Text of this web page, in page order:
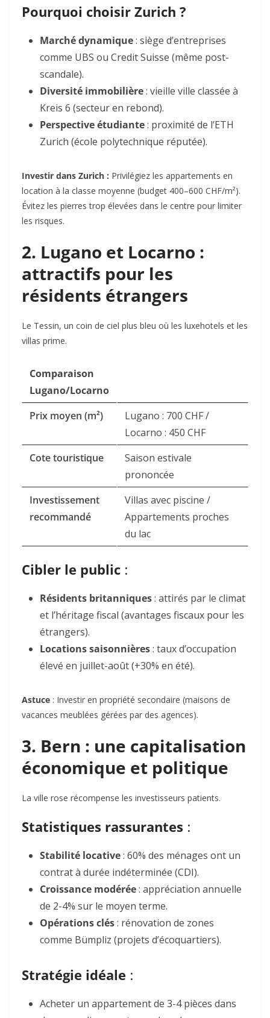
Pourquoi choisir Zurich ?
Marché dynamique: siège d’entreprises
comme UBS ou Credit Suisse (même post-
scandale).
Diversité immobilière: vieille ville classée à
Kreis 6 (secteur en rebond).
Perspective étudiante: proximité de l’ETH
Zurich (école polytechnique réputée).
Investir dans Zurich : Privilégiez les appartements en
location à la classe moyenne (budget 400–600 CHF/m²).
Évitez les pierres trop élevées dans le centre pour limiter
les risques.
2. Lugano et Locarno :
attractifs pour les
résidents étrangers
Le Tessin, un coin de ciel plus bleu où les luxehotels et les
villas prime.
Comparaison
Lugano/Locarno
Prix moyen (m²)
Lugano : 700 CHF /
Locarno : 450 CHF
Cote touristique
Saison estivale
prononcée
Investissement
recommandé
Villas avec piscine /
Appartements proches
du lac
Cibler le public :
Résidents britanniques: attirés par le climat
et l’héritage fiscal (avantages fiscaux pour les
étrangers).
Locations saisonnières: taux d’occupation
élevé en juillet-août (+30% en été).
Astuce : Investir en propriété secondaire (maisons de
vacances meublées gérées par des agences).
3. Bern : une capitalisation
économique et politique
La ville rose récompense les investisseurs patients.
Statistiques rassurantes :
Stabilité locative: 60% des ménages ont un
contrat à durée indéterminée (CDI).
Croissance modérée: appréciation annuelle
de 2-4% sur le moyen terme.
Opérations clés: rénovation de zones
comme Bümpliz (projets d’écoquartiers).
Stratégie idéale :
Acheter un appartement de 3-4 pièces dans